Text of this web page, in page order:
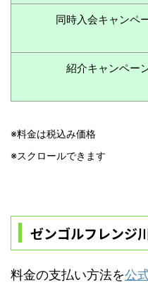
同時入会キャンペ
紹介キャンペー
※料金は税込み価格
※スクロールできます
ゼンゴルフレンジ
料金の支払い方法を公